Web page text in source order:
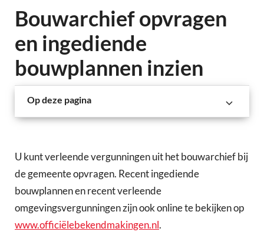
Bouwarchief opvragen
en ingediende
bouwplannen inzien
Op deze pagina
U kunt verleende vergunningen uit het bouwarchief bij
de gemeente opvragen. Recent ingediende
bouwplannen en recent verleende
omgevingsvergunningen zijn ook online te bekijken op
www.officiëlebekendmakingen.nl.